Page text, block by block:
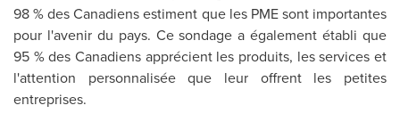
98 % des Canadiens estiment que les PME sont importantes
pour l'avenir du pays. Ce sondage a également établi que
95 % des Canadiens apprécient les produits, les services et
l'attention personnalisée que leur offrent les petites
entreprises.